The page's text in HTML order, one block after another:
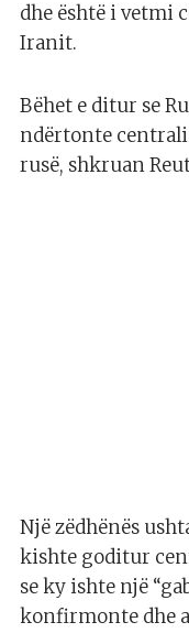
dhe është i vetmi
Iranit.
Bëhet e ditur se
ndërtonte
rusë, shkruan
Një zëdhënës
kishte goditur
se ky ishte një
konfirmonte dhe